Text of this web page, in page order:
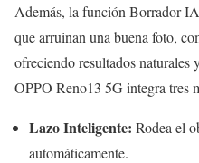
Además, la función Borrador
que arruinan una buena foto,
ofreciendo resultados
OPPO Reno13 5G integra tres
Lazo Inteligente: Rodea el
automáticamente.